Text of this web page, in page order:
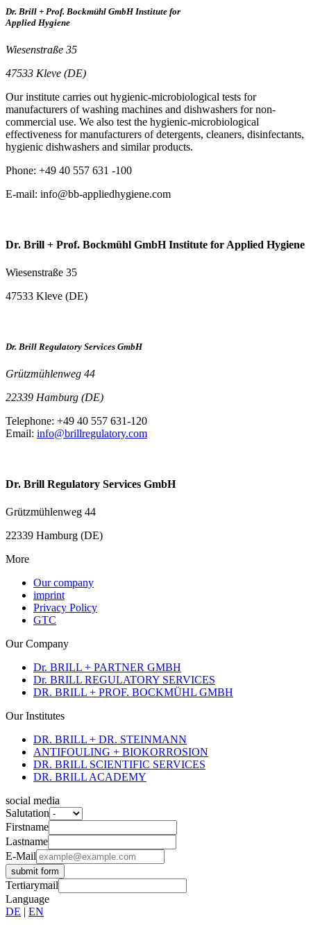
Dr. Brill + Prof. Bockmühl GmbH Institute for
Applied Hygiene
Wiesenstraße 35
47533 Kleve (DE)
Our institute carries out hygienic-microbiological tests for
manufacturers of washing machines and dishwashers for non-
commercial use. We also test the hygienic-microbiological
effectiveness for manufacturers of detergents, cleaners, disinfectants,
hygienic dishwashers and similar products.
Phone: +49 40 557 631 -100
E-mail: info@bb-appliedhygiene.com
Dr. Brill + Prof. Bockmühl GmbH Institute for Applied Hygiene
Wiesenstraße 35
47533 Kleve (DE)
Dr. Brill Regulatory Services GmbH
Grützmühlenweg 44
22339 Hamburg (DE)
Telephone: +49 40 557 631-120
Email: info@brillregulatory.com
Dr. Brill Regulatory Services GmbH
Grützmühlenweg 44
22339 Hamburg (DE)
More
Our company
imprint
Privacy Policy
GTC
Our Company
Dr. BRILL + PARTNER GMBH
Dr. BRILL REGULATORY SERVICES
DR. BRILL + PROF. BOCKMÜHL GMBH
Our Institutes
DR. BRILL + DR. STEINMANN
ANTIFOULING + BIOKORROSION
DR. BRILL SCIENTIFIC SERVICES
DR. BRILL ACADEMY
social media
Salutation
Firstname
Lastname
E-Mail
submit form
Tertiarymail
Language
DE | EN